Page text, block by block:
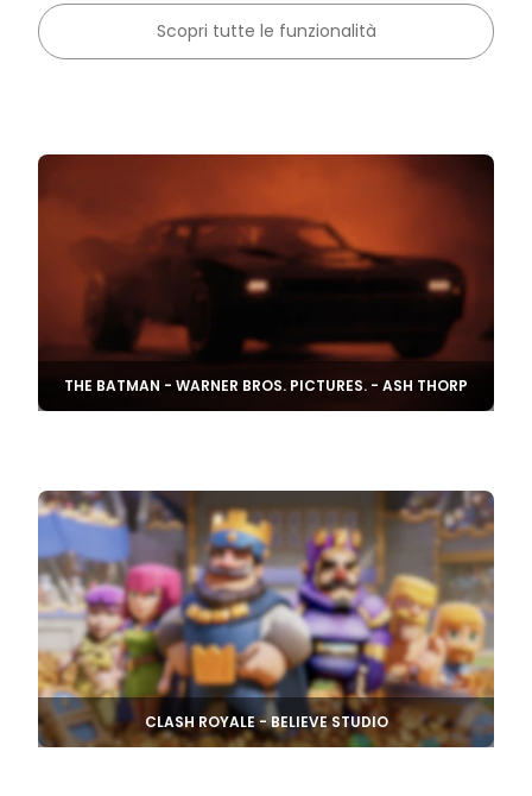
Scopri tutte le funzionalità
THE BATMAN - WARNER BROS. PICTURES. - ASH THORP
CLASH ROYALE - BELIEVE STUDIO